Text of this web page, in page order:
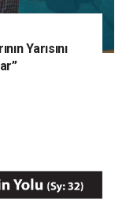
Yarısını